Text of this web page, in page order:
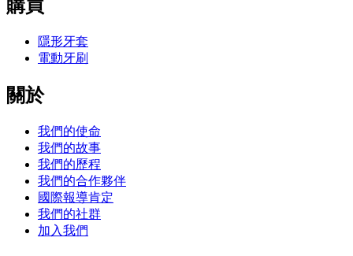
購買
隱形牙套
電動牙刷
關於
我們的使命
我們的故事
我們的歷程
我們的合作夥伴
國際報導肯定
我們的社群
加入我們